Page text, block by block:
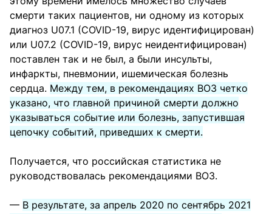
смерти таких пациентов, ни одному из которых
диагноз U07.1 (COVID-19, вирус идентифицирован)
или U07.2 (COVID-19, вирус неидентифицирован)
поставлен так и не был, а были инсульты,
инфаркты, пневмонии, ишемическая болезнь
сердца. Между тем, в рекомендациях ВОЗ четко
указано, что главной причиной смерти должно
указываться событие или болезнь, запустившая
цепочку событий, приведших к смерти.
Получается, что российская статистика не
руководствовалась рекомендациями ВОЗ.
— В результате, за апрель 2020 по сентябрь 2021